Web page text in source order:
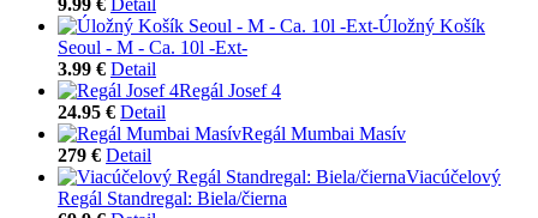
Úložný Košík
Seoul - M - Ca. 10l -Ext-
3.99 € Detail
Regál Josef 4
24.95 € Detail
Regál Mumbai Masív
279 € Detail
Viacúčelový
Regál Standregal: Biela/čierna